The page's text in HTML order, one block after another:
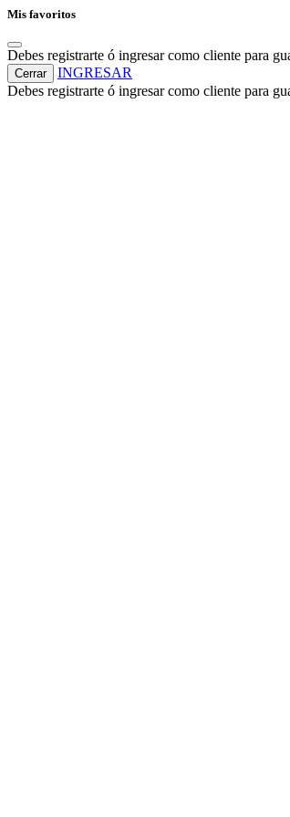
Mis favoritos
Debes registrarte ó ingresar como cliente para
Cerrar
INGRESAR
Debes registrarte ó ingresar como cliente para